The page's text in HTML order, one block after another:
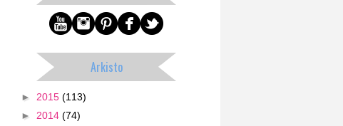
Arkisto
► 2015 (113)
► 2014 (74)